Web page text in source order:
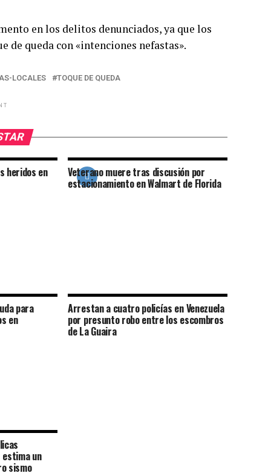
en los delitos denunciados, ya que los
de queda con «intenciones nefastas».
LOCALES TOQUE DE QUEDA
heridos en Veterano muere tras discusión por
estacionamiento en Walmart de Florida
para
en
Arrestan a cuatro policías en Venezuela
por presunto robo entre los escombros
de La Guaira
estima un
sismo